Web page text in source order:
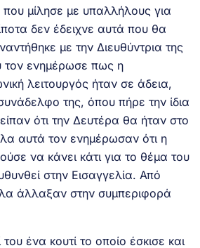
που μίλησε με υπαλλήλους για
δεν έδειχνε αυτά που θα
με την Διευθύντρια της
τον ενημέρωσε πως η
λειτουργός ήταν σε άδεια,
της, όπου πήρε την ίδια
ότι την Δευτέρα θα ήταν στο
αυτά τον ενημέρωσαν ότι η
να κάνει κάτι για το θέμα του
στην Εισαγγελία. Από
άλλαξαν στην συμπεριφορά
ένα κουτί το οποίο έσκισε και